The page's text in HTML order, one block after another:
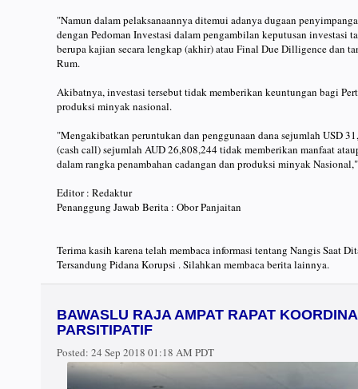
"Namun dalam pelaksanaannya ditemui adanya dugaan
dengan Pedoman Investasi dalam pengambilan keputusan
berupa kajian secara lengkap (akhir) atau Final Due Dilligence dan
Rum.
Akibatnya, investasi tersebut tidak memberikan keuntungan bagi
produksi minyak nasional.
"Mengakibatkan peruntukan dan penggunaan dana sejumlah USD
(cash call) sejumlah AUD 26,808,244 tidak memberikan manfaat
dalam rangka penambahan cadangan dan produksi minyak
Editor : Redaktur
Penanggung Jawab Berita : Obor Panjaitan
Terima kasih karena telah membaca informasi tentang Nangis Saat
Tersandung Pidana Korupsi . Silahkan membaca berita lainnya.
BAWASLU RAJA AMPAT RAPAT
PARSITIPATIF
Posted: 24 Sep 2018 01:18 AM PDT